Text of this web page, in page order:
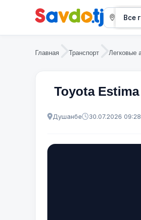
Главная Транспорт Легковые
Toyota Estima
Душанбе 30.07.2026 09:28